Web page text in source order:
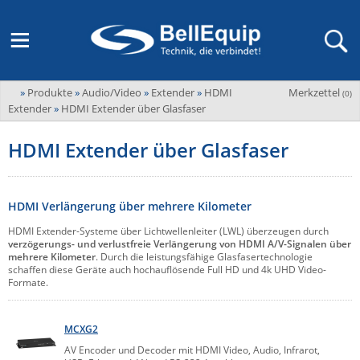
M2M Router, Antennen, VPN & SIM
SD-WAN & Bonding
Antennen
KVM & Audio/Video Signalverteilung
KVM
Kabel und Verkabelung
Audio/Video
Digital Signage
USV / UPS
Industrielle Stromversorgung
IoT, Umgebungsmonitoring & Sensorik
Adder
ADEL system
Advantech
Advantech-Conel
AKCP / AKCess Pro
Amit
Aten
Bachmann
Black Box
Cambium Networks
Übersicht
Wissen
Veranstaltungen
Bell-Up-to-Date Magazine
Aktueller Newsletter
LAGERABVERKAUF Stromverteilung und -messung
Unternehmen
Ansprechpersonen
Jobs & Karriere
News
Merkzettel (0)
» Produkte»Audio/Video » Extender» HDMI
Extender» HDMI Extender über Glasfaser
HDMI Extender über Glasfaser
HDMI Verlängerung über mehrere Kilometer
HDMI Extender-Systeme über Lichtwellenleiter (LWL) überzeugen durch
verzögerungs- und verlustfreie Verlängerung von HDMI A/V-Signalen über
mehrere Kilometer. Durch die leistungsfähige Glasfasertechnologie
schaffen diese Geräte auch hochauflösende Full HD und 4k UHD Video-
Formate.
MCXG2
AV Encoder und Decoder mit HDMI Video, Audio, Infrarot,